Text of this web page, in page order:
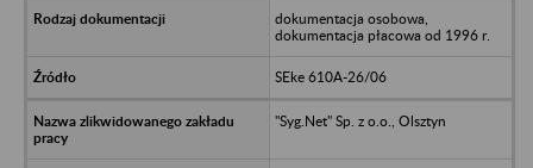
dokumentacja osobowa,
dokumentacja płacowa od 1996 r.
SEke 610A-26/06
"Syg.Net" Sp. z o.o., Olsztyn